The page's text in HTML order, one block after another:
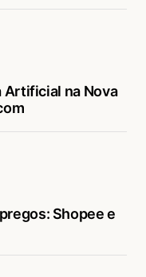
na Nova
Shopee e